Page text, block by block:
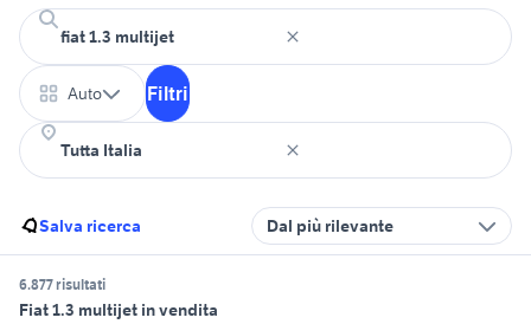
Auto Filtri
Salva ricerca Dal più rilevante
6.877 risultati
Fiat 1.3 multijet in vendita